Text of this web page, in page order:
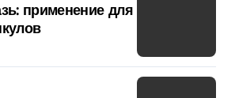
применение для